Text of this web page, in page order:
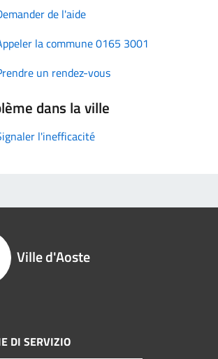
de l'aide
la commune 0165 3001
un rendez-vous
dans la ville
l'inefficacité
Ville d'Aoste
DI SERVIZIO